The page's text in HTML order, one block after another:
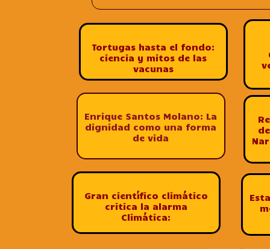
Tortugas hasta el fondo:
ciencia y mitos de las
vacunas
Enrique Santos Molano: La
dignidad como una forma
de vida
Gran científico climático
critica la alarma
Climática: